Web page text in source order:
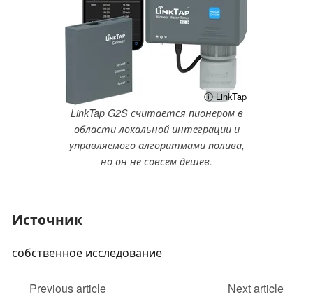
ⓘ LinkTap
LinkTap G2S считается пионером в
области локальной интеграции и
управляемого алгоритмами полива,
но он не совсем дешев.
Источник
собственное исследование
Previous article
Next article